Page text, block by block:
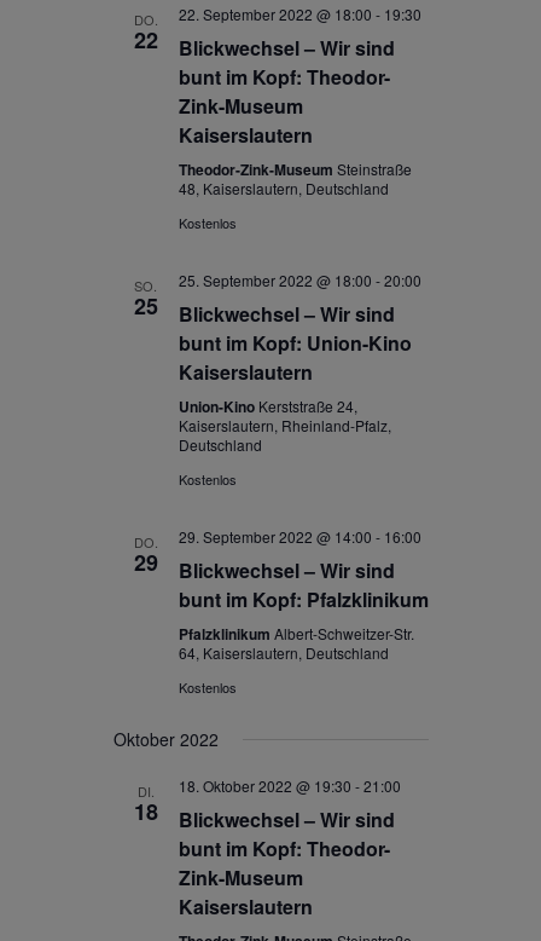
DO.
22
22. September 2022 @ 18:00 - 19:30
Blickwechsel – Wir sind
bunt im Kopf: Theodor-
Zink-Museum
Kaiserslautern
Theodor-Zink-Museum Steinstraße
48, Kaiserslautern, Deutschland
Kostenlos
SO.
25
25. September 2022 @ 18:00 -20:00
Blickwechsel – Wir sind
bunt im Kopf: Union-Kino
Kaiserslautern
Union-Kino Kerststraße 24,
Kaiserslautern, Rheinland-Pfalz,
Deutschland
Kostenlos
DO.
29
29. September 2022 @ 14:00 - 16:00
Blickwechsel – Wir sind
bunt im Kopf: Pfalzklinikum
Pfalzklinikum Albert-Schweitzer-Str.
64, Kaiserslautern, Deutschland
Kostenlos
Oktober 2022
DI.
18
18. Oktober 2022 @ 19:30 -21:00
Blickwechsel – Wir sind
bunt im Kopf: Theodor-
Zink-Museum
Kaiserslautern